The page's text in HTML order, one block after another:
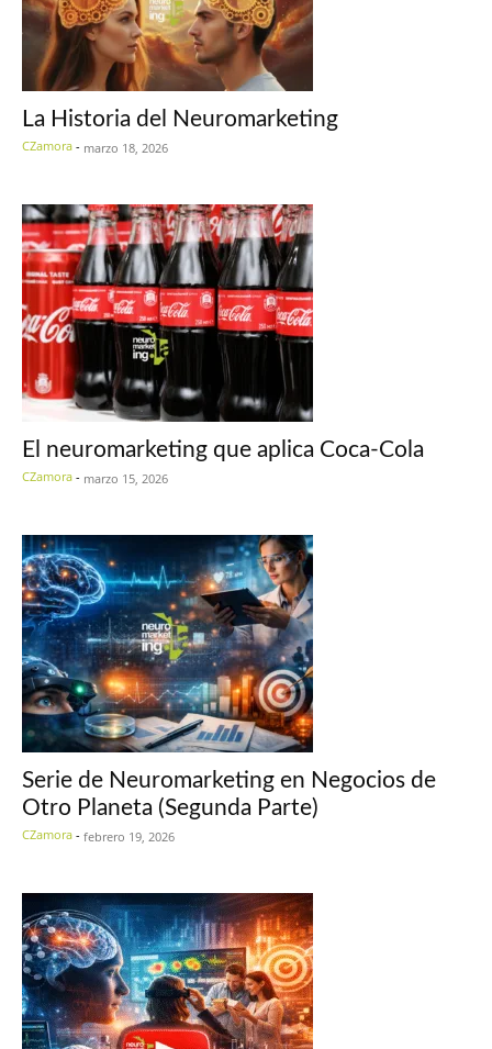
La Historia del Neuromarketing
CZamora - marzo 18, 2026
El neuromarketing que aplica Coca-Cola
CZamora - marzo 15, 2026
Serie de Neuromarketing en Negocios de
Otro Planeta (Segunda Parte)
CZamora - febrero 19, 2026